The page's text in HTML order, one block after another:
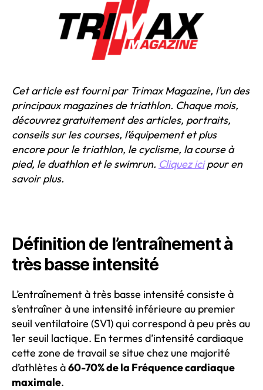
Cet article est fourni par Trimax Magazine, l’un des
principaux magazines de triathlon. Chaque mois,
découvrez gratuitement des articles, portraits,
conseils sur les courses, l’équipement et plus
encore pour le triathlon, le cyclisme, la course à
pied, le duathlon et le swimrun. Cliquez icipour en
savoir plus.
Définition de l’entraînement à
très basse intensité
L’entraînement à très basse intensité consiste à
s’entraîner à une intensité inférieure au premier
seuil ventilatoire (SV1) qui correspond à peu près au
1er seuil lactique. En termes d’intensité cardiaque
cette zone de travail se situe chez une majorité
d’athlètes à60-70% de la Fréquence cardiaque
maximale.